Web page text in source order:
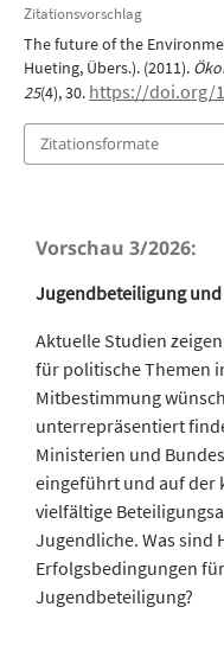
Zitationsvorschlag
The future of the
Hueting, Übers.). (2011).
25(4), 30. https://doi.org/
Zitationsformate
Vorschau 3/2026:
Jugendbeteiligung und
Aktuelle Studien
für politische Themen
Mitbestimmung
unterrepräsentiert
Ministerien und
eingeführt und auf der
vielfältige
Jugendliche. Was sind
Erfolgsbedingungen
Jugendbeteiligung?